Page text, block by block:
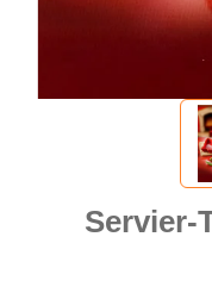
Servier-